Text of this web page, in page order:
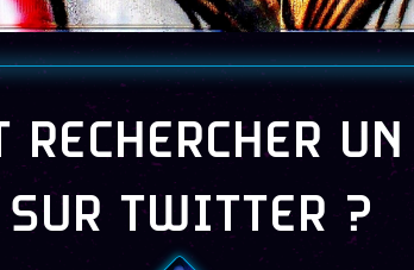
RECHERCHER
SUR TWITTER ?